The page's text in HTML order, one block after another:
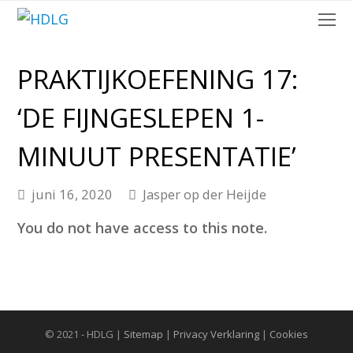
PRAKTIJKOEFENING 17:
‘DE FIJNGESLEPEN 1-
MINUUT PRESENTATIE’
juni 16, 2020 Jasper op der Heijde
You do not have access to this note.
© 2021 - HDLG | Sitemap | Privacy Verklaring | Cookies